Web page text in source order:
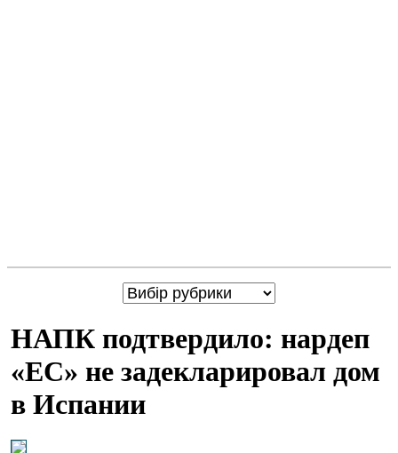
НАПК подтвердило: нардеп
«ЕС» не задекларировал дом
в Испании